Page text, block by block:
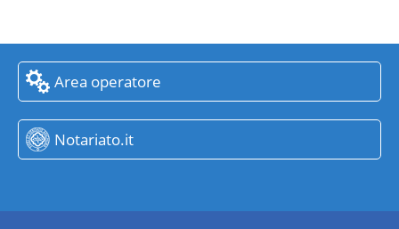
Area operatore
Notariato.it